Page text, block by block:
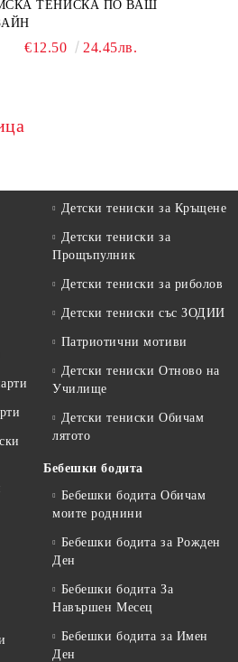
ТЕНИСКА ПО ВАШ
€12.50 24.45лв.
Детски тениски за Кръщене
Детски тениски за
Прощъпулник
Детски тениски за риболов
Детски тениски със ЗОДИИ
Патриотични мотиви
Детски тениски Отново на
Училище
Детски тениски Обичам
лятото
Бебешки бодита
Бебешки бодита Обичам
моите роднини
Бебешки бодита за Рожден
Ден
Бебешки бодита За
Навършен Месец
Бебешки бодита за Имен
Ден